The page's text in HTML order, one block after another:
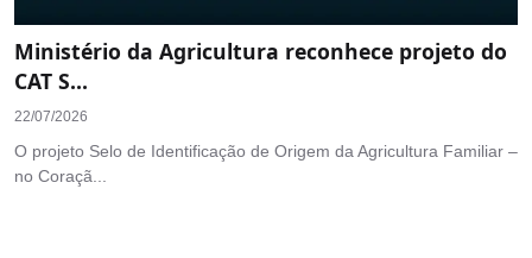
Ministério da Agricultura reconhece projeto do
CAT S...
22/07/2026
O projeto Selo de Identificação de Origem da Agricultura Familiar –
no Coraçã...